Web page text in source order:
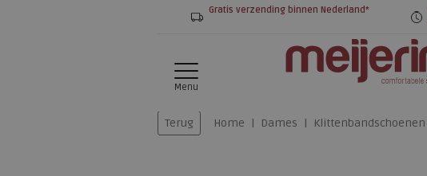
Gratis verzending binnen Nederland*
Menu
Terug Home Dames Klittenbandschoenen